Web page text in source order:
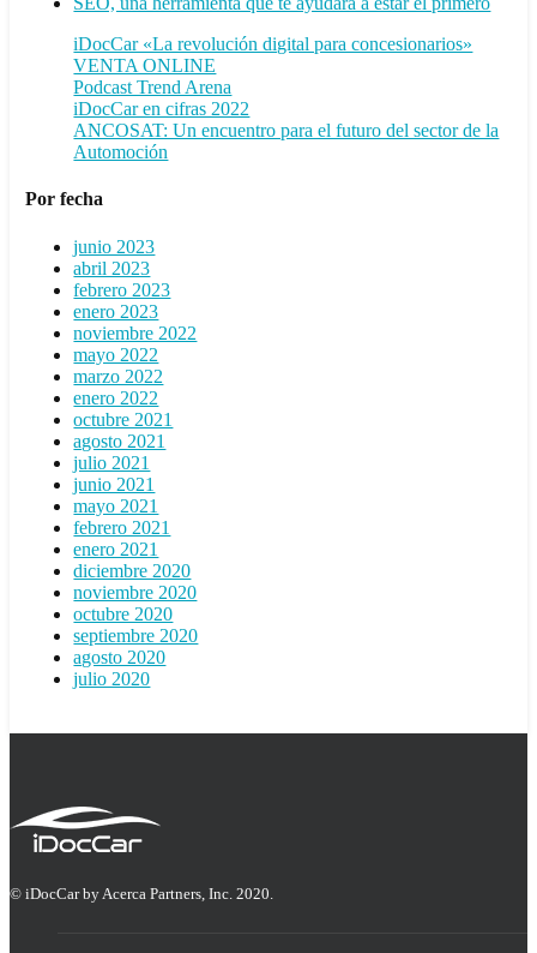
iDocCar «La revolución digital para concesionarios»
VENTA ONLINE
Podcast Trend Arena
iDocCar en cifras 2022
ANCOSAT: Un encuentro para el futuro del sector de la
Automoción
Por fecha
junio 2023
abril 2023
febrero 2023
enero 2023
noviembre 2022
mayo 2022
marzo 2022
enero 2022
octubre 2021
agosto 2021
julio 2021
junio 2021
mayo 2021
febrero 2021
enero 2021
diciembre 2020
noviembre 2020
octubre 2020
septiembre 2020
agosto 2020
julio 2020
© iDocCar by Acerca Partners, Inc. 2020.